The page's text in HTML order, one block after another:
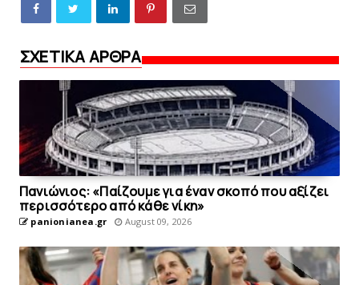
ΣΧΕΤΙΚΑ ΑΡΘΡΑ
Πανιώνιoς: «Παίζουμε για έναν σκοπό που αξίζει
περισσότερο από κάθε νίκη»
panionianea.gr August 09, 2026